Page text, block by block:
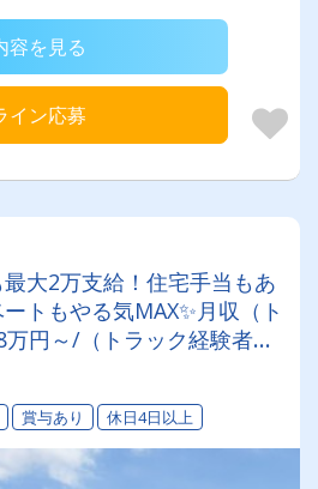
容を見る
イン応募
大2万支給！住宅手当もあ
トもやる気MAX✨月収（ト
円～/（トラック経験者）
験者）36万円～保障！
賞与あり 休日4日以上